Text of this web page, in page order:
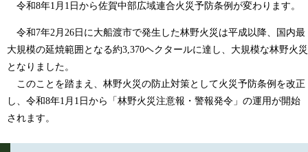
令和8年1月1日から佐賀中部広域連合火災予防条例が変わります。
令和7年2月26日に大船渡市で発生した林野火災は平成以降、国内最
大規模の延焼範囲となる約3,370ヘクタールに達し、大規模な林野火災
となりました。
このことを踏まえ、林野火災の防止対策として火災予防条例を改正
し、令和8年1月1日から「林野火災注意報・警報発令」の運用が開始
されます。